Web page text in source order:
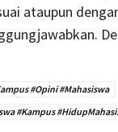
ataupun
#Opini #Mahasiswa
#Kampus